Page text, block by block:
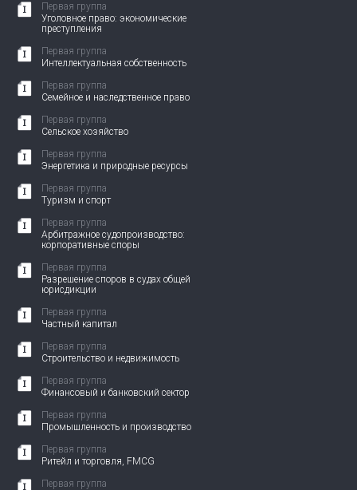
Первая группа
Уголовное право: экономические
преступления
Первая группа
Интеллектуальная собственность
Первая группа
Семейное и наследственное право
Первая группа
Сельское хозяйство
Первая группа
Энергетика и природные ресурсы
Первая группа
Туризм и спорт
Первая группа
Арбитражное судопроизводство:
корпоративные споры
Первая группа
Разрешение споров в судах общей
юрисдикции
Первая группа
Частный капитал
Первая группа
Строительство и недвижимость
Первая группа
Финансовый и банковский сектор
Первая группа
Промышленность и производство
Первая группа
Ритейл и торговля, FMCG
Первая группа